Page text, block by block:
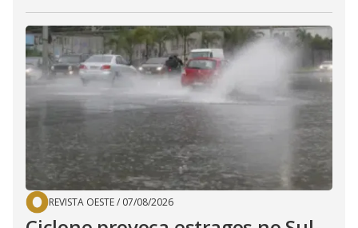
REVISTA OESTE/ 07/08/2026